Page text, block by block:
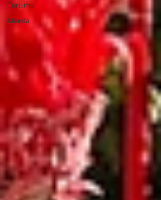
Turismo
Moeda